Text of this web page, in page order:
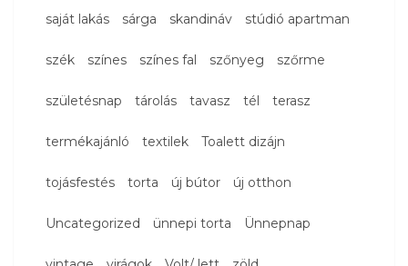
saját lakás sárga skandináv stúdió apartman
szék színes színes fal szőnyeg szőrme
születésnap tárolás tavasz tél terasz
termékajánló textilek Toalett dizájn
tojásfestés torta új bútor új otthon
Uncategorized ünnepi torta Ünnepnap